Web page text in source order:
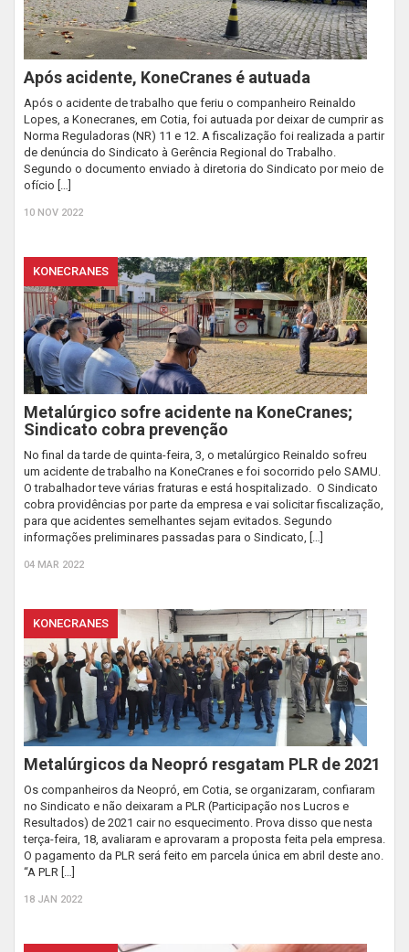
Após acidente, KoneCranes é autuada
Após o acidente de trabalho que feriu o companheiro Reinaldo
Lopes, a Konecranes, em Cotia, foi autuada por deixar de cumprir as
Norma Reguladoras (NR) 11 e 12. A fiscalização foi realizada a partir
de denúncia do Sindicato à Gerência Regional do Trabalho.
Segundo o documento enviado à diretoria do Sindicato por meio de
ofício […]
10 NOV 2022
KONECRANES
Metalúrgico sofre acidente na KoneCranes;
Sindicato cobra prevenção
No final da tarde de quinta-feira, 3, o metalúrgico Reinaldo sofreu
um acidente de trabalho na KoneCranes e foi socorrido pelo SAMU.
O trabalhador teve várias fraturas e está hospitalizado. O Sindicato
cobra providências por parte da empresa e vai solicitar fiscalização,
para que acidentes semelhantes sejam evitados. Segundo
informações preliminares passadas para o Sindicato, […]
04 MAR 2022
KONECRANES
Metalúrgicos da Neopró resgatam PLR de 2021
Os companheiros da Neopró, em Cotia, se organizaram, confiaram
no Sindicato e não deixaram a PLR (Participação nos Lucros e
Resultados) de 2021 cair no esquecimento. Prova disso que nesta
terça-feira, 18, avaliaram e aprovaram a proposta feita pela empresa.
O pagamento da PLR será feito em parcela única em abril deste ano.
“A PLR […]
18 JAN 2022